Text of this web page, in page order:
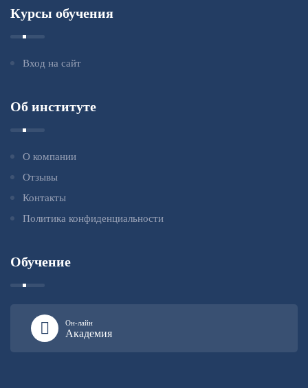
Курсы обучения
Вход на сайт
Об институте
О компании
Отзывы
Контакты
Политика конфиденциальности
Обучение
Он-лайн
Академия